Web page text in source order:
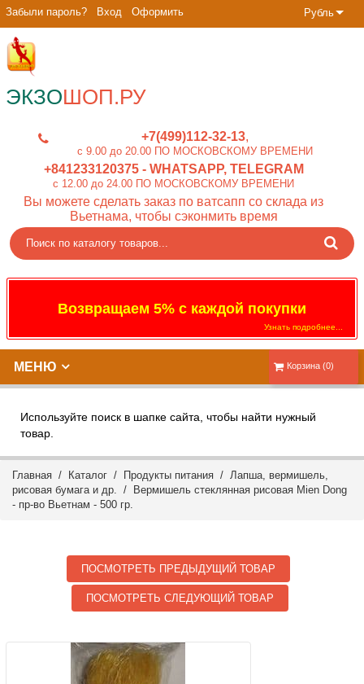
Рубль
Забыли пароль? Вход Оформить
ЭКЗОШОП.РУ
+7(499)112-32-13
c 9.00 до 20.00 ПО МОСКОВСКОМУ ВРЕМЕНИ
+841233120375- WHATSAPP, TELEGRAM
c 12.00 до 24.00 ПО МОСКОВСКОМУ ВРЕМЕНИ
Вы можете сделать заказ по ватсапп со склада из
Вьетнама, чтобы сэконмить время
Возвращаем 5% с каждой покупки
Узнать подробнее...
Корзина (0)
МЕНЮ
Используйте поиск в шапке сайта, чтобы найти нужный
товар.
Главная / Каталог / Продукты питания / Лапша, вермишель,
рисовая бумага и др. / Вермишель стеклянная рисовая Mien Dong
- пр-во Вьетнам - 500 гр.
ПОСМОТРЕТЬ ПРЕДЫДУЩИЙ ТОВАР
ПОСМОТРЕТЬ СЛЕДУЮЩИЙ ТОВАР